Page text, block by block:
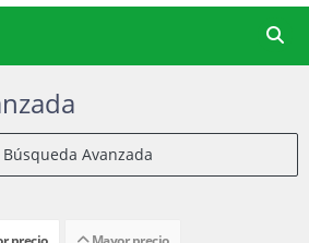
Avanzada